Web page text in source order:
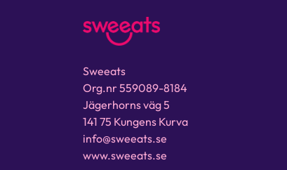
Sweeats
Org.nr 559089-8184
Jägerhorns väg 5
141 75 Kungens Kurva
info@sweeats.se
www.sweeats.se